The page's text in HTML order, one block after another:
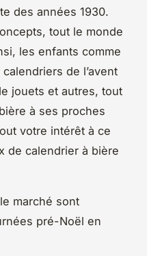
des années 1930.
tout le monde
les enfants comme
de l’avent
jouets et autres, tout
à ses proches
votre intérêt à ce
de calendrier à bière
marché sont
pré-Noël en